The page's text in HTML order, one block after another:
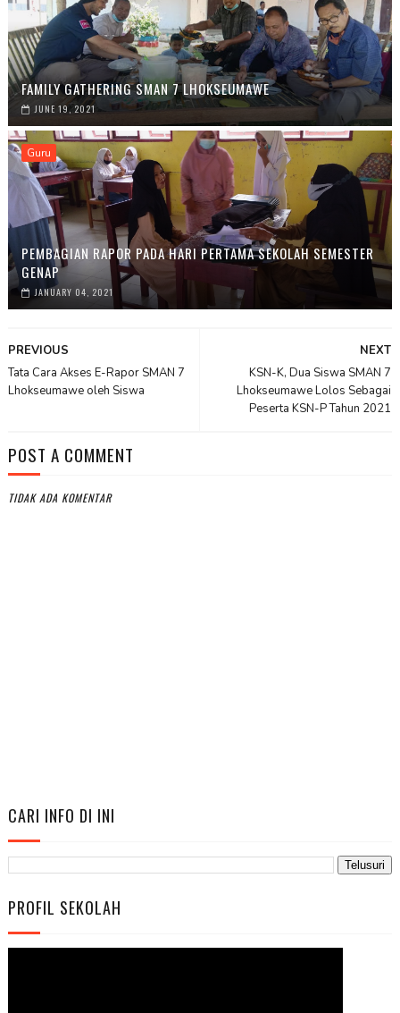
FAMILY GATHERING SMAN 7 LHOKSEUMAWE
JUNE 19, 2021
Guru
PEMBAGIAN RAPOR PADA HARI PERTAMA SEKOLAH SEMESTER
GENAP
JANUARY 04, 2021
NEXT
KSN-K, Dua Siswa SMAN 7
Lhokseumawe Lolos Sebagai
Peserta KSN-P Tahun 2021
PREVIOUS
Tata Cara Akses E-Rapor SMAN 7
Lhokseumawe oleh Siswa
POST A COMMENT
TIDAK ADA KOMENTAR
CARI INFO DI INI
PROFIL SEKOLAH